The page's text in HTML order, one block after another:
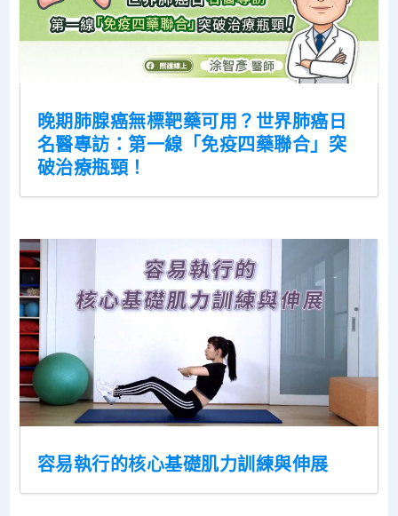
晚期肺腺癌無標靶藥可用？世界肺癌日
名醫專訪：第一線「免疫四藥聯合」突
破治療瓶頸！
容易執行的核心基礎肌力訓練與伸展